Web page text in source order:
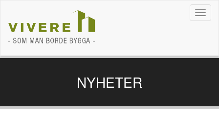
NYHETER